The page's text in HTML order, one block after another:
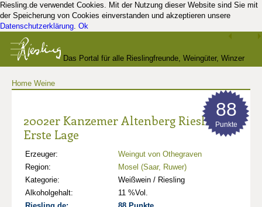
Riesling.de verwendet Cookies. Mit der Nutzung dieser Website sind Sie mit
der Speicherung von Cookies einverstanden und akzeptieren unsere
Datenschutzerklärung. Ok
Das Portal für alle Rieslingfreunde, Weingüter, Winzer
Home Weine
2002er Kanzemer Altenberg Riesling
Erste Lage
Erzeuger:
Weingut von Othegraven
Region:
Mosel (Saar, Ruwer)
Kategorie:
Weißwein / Riesling
Alkoholgehalt:
11 %Vol.
88
Punkte